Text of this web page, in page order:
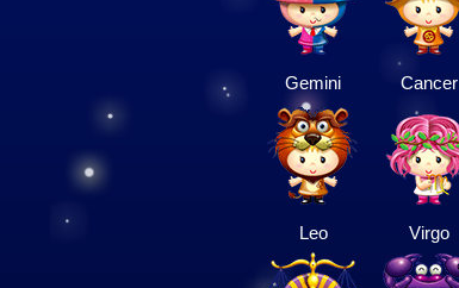
Gemini Cancer
Leo Virgo